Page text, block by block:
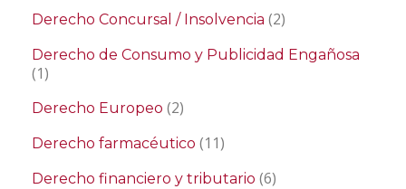
Derecho Concursal / Insolvencia (2)
Derecho de Consumo y Publicidad Engañosa
(1)
Derecho Europeo (2)
Derecho farmacéutico (11)
Derecho financiero y tributario (6)